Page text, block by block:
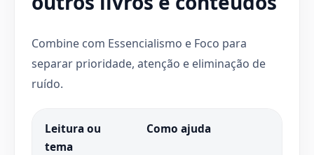
Combine com Essencialismo e Foco para
separar prioridade, atenção e eliminação de
ruído.
Leitura ou
tema
Como ajuda